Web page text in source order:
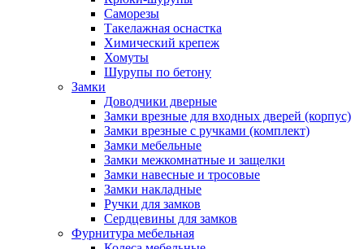
Саморезы
Такелажная оснастка
Химический крепеж
Хомуты
Шурупы по бетону
Замки
Доводчики дверные
Замки врезные для входных дверей (корпус)
Замки врезные с ручками (комплект)
Замки мебельные
Замки межкомнатные и защелки
Замки навесные и тросовые
Замки накладные
Ручки для замков
Сердцевины для замков
Фурнитура мебельная